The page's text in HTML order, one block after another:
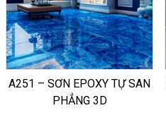
A251 – SƠN EPOXY TỰ SAN
PHẲNG 3D